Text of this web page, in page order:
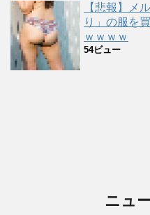
【悲報】メ
り」の服を
ｗｗｗｗ
54ビュー
ニュ